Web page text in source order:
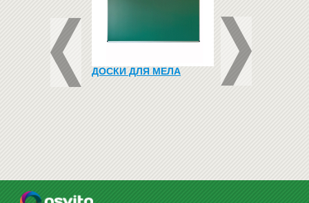
DELTA DL-
ДОСКИ ДЛЯ МЕЛА
ФЛИПЧАРТ ДЛЯ
МАРКЕРА НА